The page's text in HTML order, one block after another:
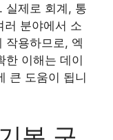
실제로 회계, 통
러 분야에서 소
작용하므로, 엑
한 이해는 데이
큰 도움이 됩니